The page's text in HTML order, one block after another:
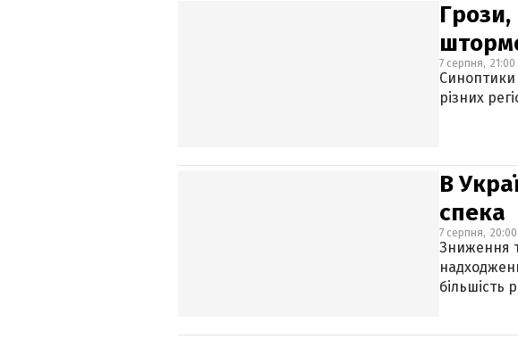
Грози,
7 серпня, 21:00
Синоптики
різних
В
спека
7 серпня, 20:00
Зниження
більшість